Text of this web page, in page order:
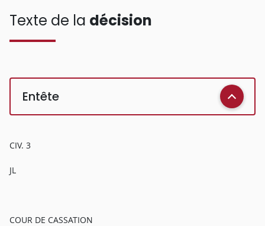
Texte de la décision
Entête
CIV. 3
JL
COUR DE CASSATION